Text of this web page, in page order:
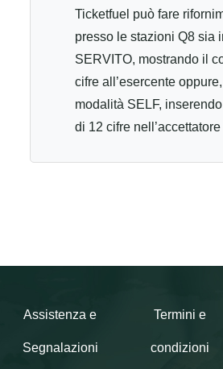
Ticketfuel può fare
presso le stazioni Q8 sia
SERVITO, mostrando il
cifre all’esercente
modalità SELF,
di 12 cifre
massimo di 30 utilizzi. Il
dopo ogni erogazione e
Assistenza e
Segnalazioni
Termini e
condizioni